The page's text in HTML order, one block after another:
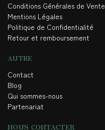
Conditions Générales de Vente
Mentions Légales
Politique de Confidentialité
Retour et remboursement
AUTRE
Contact
Blog
Qui sommes-nous
Partenariat
NOUS CONTACTER